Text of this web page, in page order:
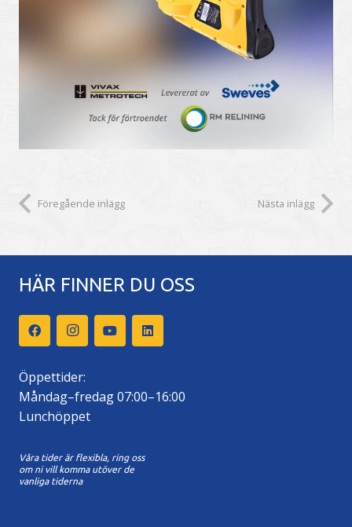
Föregående inlägg Nästa inlägg
HÄR FINNER DU OSS
Öppettider:
Måndag–fredag 07:00–16:00
Lunchöppet
Våra tider är flexibla, ring oss
om ni vill komma utöver de
vanliga tiderna